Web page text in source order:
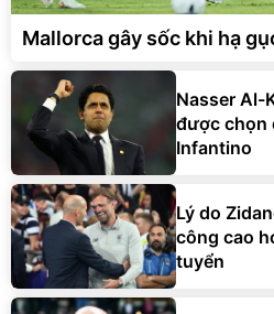
Mallorca gây sốc khi hạ
Nasser Al-
được chọn
Infantino
Lý do
công cao
tuyển